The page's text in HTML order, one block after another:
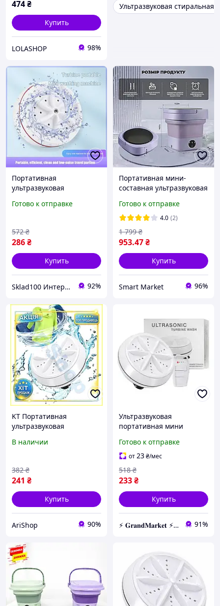
474₴
Купить
LOLASHOP 98%
Ультразвуковая
Портативная
ультразвуковая
мини машинка для
Готово к отправке
286₴
572 ₴
Купить
Sklad100 Интернет-магазин доступных товаров для дома и всей семьи. 92%
Портативная мини-
составная ультразвуковая
6.5 L
Готово к отправке
4.0 (2)
953.47₴
1 799 ₴
Купить
Smart Market 96%
KT Портативная
ультразвуковая
машинка MA-2 USB для
компактна REX2375
В наличии
241 ₴
382 ₴
Купить
AriShop 90%
Ультразвуковая
портативная мини
Usltrasonic Turbine Wash
от USB и повербанка
Готово к отправке
от23₴/мес
233₴
518 ₴
Купить
⚡️ 𝐆𝐫𝐚𝐧𝐝𝐌𝐚𝐫𝐤𝐞𝐭 ⚡️ – Трендовые товары по самым низким ценам 91%